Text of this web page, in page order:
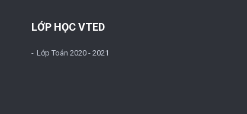
LỚP HỌC VTED
Lớp Toán 2020 - 2021